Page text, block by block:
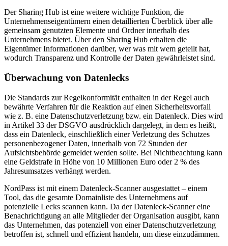
Der Sharing Hub ist eine weitere wichtige Funktion, die
Unternehmenseigentümern einen detaillierten Überblick über alle
gemeinsam genutzten Elemente und Ordner innerhalb des
Unternehmens bietet. Über den Sharing Hub erhalten die
Eigentümer Informationen darüber, wer was mit wem geteilt hat,
wodurch Transparenz und Kontrolle der Daten gewährleistet sind.
Überwachung von Datenlecks
Die Standards zur Regelkonformität enthalten in der Regel auch
bewährte Verfahren für die Reaktion auf einen Sicherheitsvorfall
wie z. B. eine Datenschutzverletzung bzw. ein Datenleck. Dies wird
in Artikel 33 der DSGVO ausdrücklich dargelegt, in dem es heißt,
dass ein Datenleck, einschließlich einer Verletzung des Schutzes
personenbezogener Daten, innerhalb von 72 Stunden der
Aufsichtsbehörde gemeldet werden sollte. Bei Nichtbeachtung kann
eine Geldstrafe in Höhe von 10 Millionen Euro oder 2 % des
Jahresumsatzes verhängt werden.
NordPass ist mit einem Datenleck-Scanner ausgestattet – einem
Tool, das die gesamte Domainliste des Unternehmens auf
potenzielle Lecks scannen kann. Da der Datenleck-Scanner eine
Benachrichtigung an alle Mitglieder der Organisation ausgibt, kann
das Unternehmen, das potenziell von einer Datenschutzverletzung
betroffen ist, schnell und effizient handeln, um diese einzudämmen.